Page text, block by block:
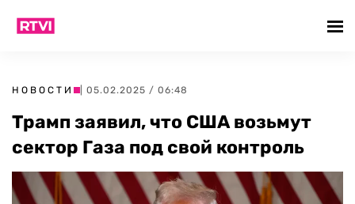
НОВОСТИ | 05.02.2025 / 06:48
Трамп заявил, что США возьмут
сектор Газа под свой контроль